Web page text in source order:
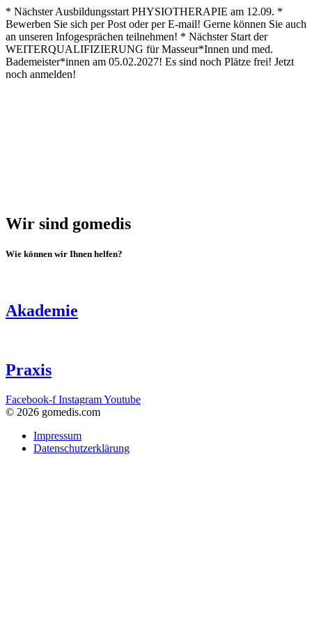
Zum
Inhalt
springen
* Nächster Ausbildungsstart PHYSIOTHERAPIE am 12.09. *
Bewerben Sie sich per Post oder per E-mail! Gerne können Sie auch
an unseren Infogesprächen teilnehmen! * Nächster Start der
WEITERQUALIFIZIERUNG für Masseur*Innen und med.
Bademeister*innen am 05.02.2027! Es sind noch Plätze frei! Jetzt
noch anmelden!
Wir sind gomedis
Wie können wir Ihnen helfen?
Akademie
Praxis
Facebook-f InstagramYoutube
© 2026 gomedis.com
Impressum
Datenschutzerklärung